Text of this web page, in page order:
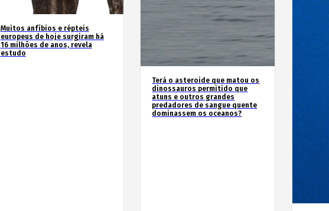
Muitos anfíbios e répteis
europeus de hoje surgiram há
16 milhões de anos, revela
estudo
Terá o asteroide que matou os
dinossauros permitido que
atuns e outros grandes
predadores de sangue quente
dominassem os oceanos?